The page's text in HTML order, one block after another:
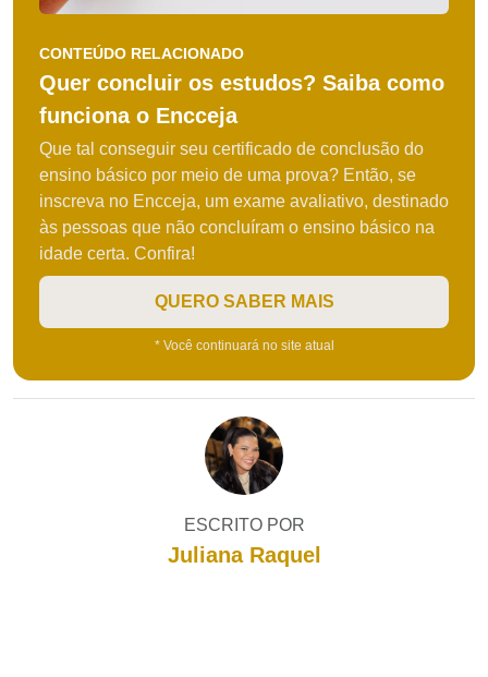
CONTEÚDO RELACIONADO
Quer concluir os estudos? Saiba como
funciona o Encceja
Que tal conseguir seu certificado de conclusão do
ensino básico por meio de uma prova? Então, se
inscreva no Encceja, um exame avaliativo, destinado
às pessoas que não concluíram o ensino básico na
idade certa. Confira!
QUERO SABER MAIS
* Você continuará no site atual
ESCRITO POR
Juliana Raquel